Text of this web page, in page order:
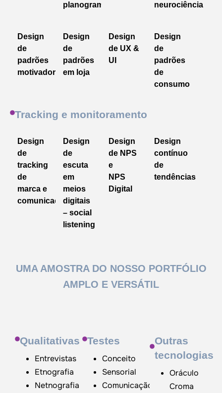
planogramas
neurociência
Design
de
padrões
motivadores
Design
de
padrões
em loja
Design
de UX &
UI
Design
de
padrões
de
consumo
Tracking e monitoramento
Design
de
tracking
de
marca e
comunicação
Design
de
escuta
em
meios
digitais
– social
listening
Design
de NPS
e
NPS
Digital
Design
contínuo
de
tendências
UMA AMOSTRA DO NOSSO PORTFÓLIO
AMPLO E VERSÁTIL
Qualitativas
Entrevistas
Etnografia
Netnografia
Testes
Conceito
Sensorial
Comunicação
Outras
tecnologias
Oráculo
Croma